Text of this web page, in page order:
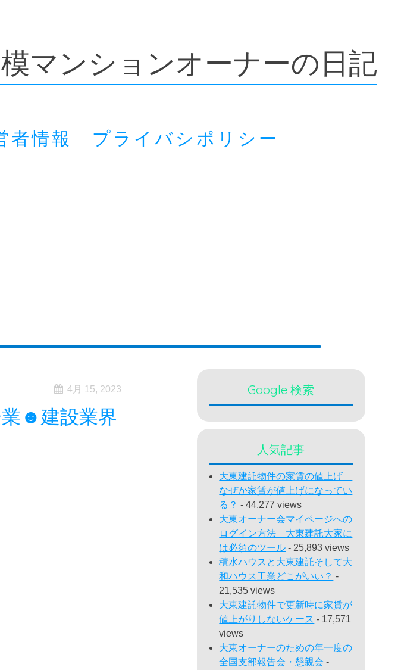
マンションオーナーの日記
者情報 プライバシポリシー
4月 15, 2023
☻建設業界
Google 検索
人気記事
大東建託物件の家賃の値上げ
なぜか家賃が値上げになってい
る？ - 44,277 views
大東オーナー会マイページへの
ログイン方法 大東建託大家に
は必須のツール - 25,893 views
積水ハウスと大東建託そして大
和ハウス工業どこがいい？ -
21,535 views
大東建託物件で更新時に家賃が
値上がりしないケース - 17,571
views
大東オーナーのための年一度の
全国支部報告会・懇親会 -